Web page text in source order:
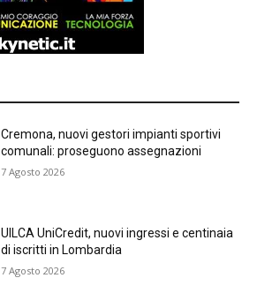
Cremona, nuovi gestori impianti sportivi
comunali: proseguono assegnazioni
7 Agosto 2026
UILCA UniCredit, nuovi ingressi e centinaia
di iscritti in Lombardia
7 Agosto 2026